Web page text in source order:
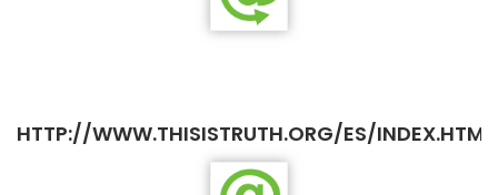
HTTP://WWW.THISISTRUTH.ORG/ES/INDEX.HTML